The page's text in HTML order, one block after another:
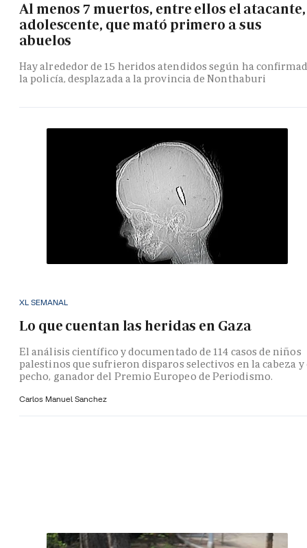
Al menos 7 muertos, entre ellos el atacante,
adolescente, que mató primero a sus
abuelos
Hay alrededor de 15 heridos atendidos según ha
la policía, desplazada a la provincia de Nonthaburi
XL SEMANAL
Lo que cuentan las heridas en Gaza
El análisis científico y documentado de 114 casos de niños
palestinos que sufrieron disparos selectivos en la cabeza y
pecho, ganador del Premio Europeo de Periodismo.
Carlos Manuel Sanchez